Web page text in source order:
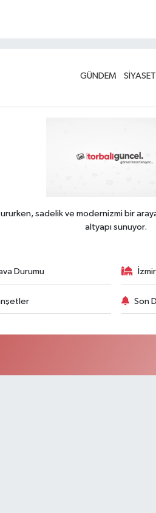
GÜNDEM SİYASET
sadelik ve modernizmi bir
altyapı sunuyor.
Durumu
Son